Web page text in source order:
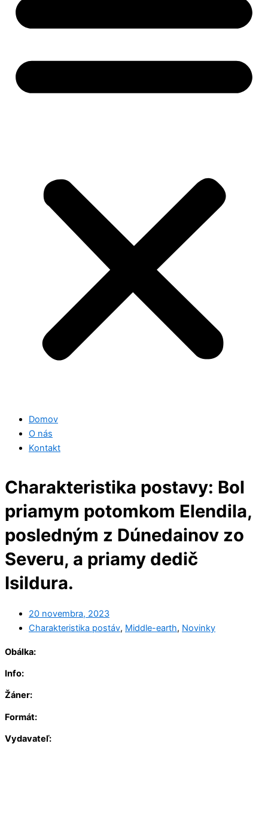
Domov
O nás
Kontakt
Charakteristika postavy: Bol
priamym potomkom Elendila,
posledným z Dúnedainov zo
Severu, a priamy dedič
Isildura.
20 novembra, 2023
Charakteristika postáv, Middle-earth, Novinky
Obálka:
Info:
Žáner:
Formát:
Vydavateľ: